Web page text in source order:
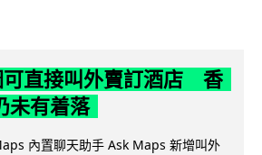
可直接叫外賣訂酒店 香
未有着落
內置聊天助手 Ask Maps 新增叫外